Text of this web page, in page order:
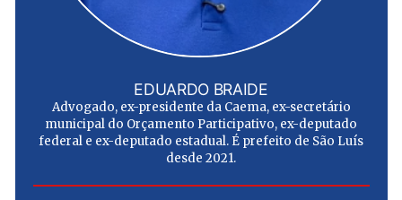
EDUARDO BRAIDE
Advogado, ex-presidente da Caema, ex-secretário
municipal do Orçamento Participativo, ex-deputado
federal e ex-deputado estadual. É prefeito de São Luís
desde 2021.